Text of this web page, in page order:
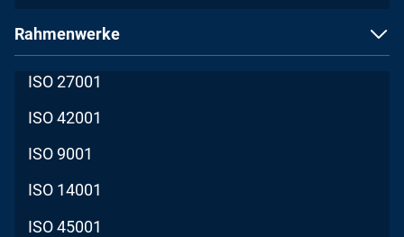
Rahmenwerke
ISO 27001
ISO 42001
ISO 9001
ISO 14001
ISO 45001